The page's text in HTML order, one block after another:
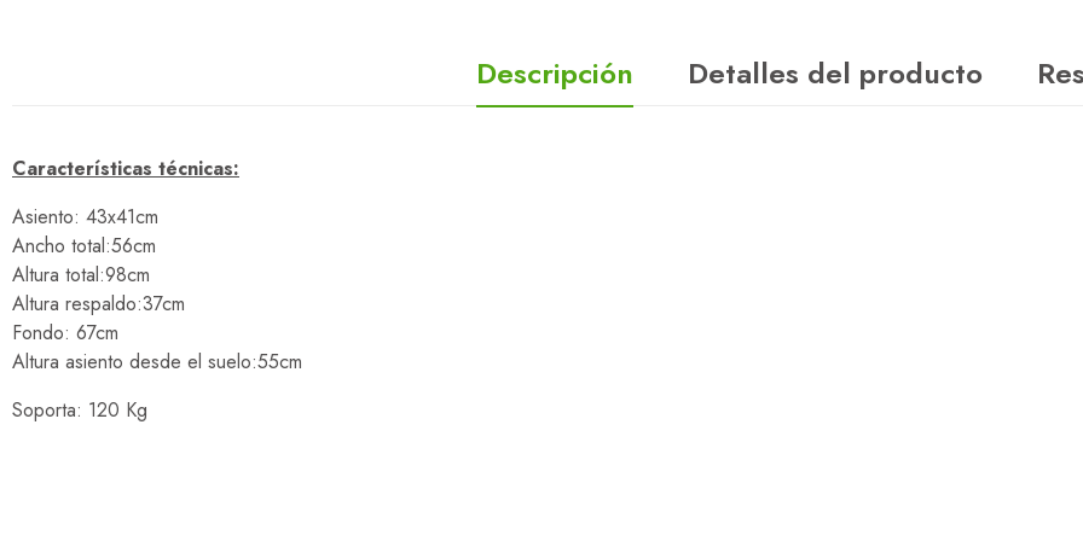
Descripción Detalles del producto
Características técnicas:
Asiento: 43x41cm
Ancho total:56cm
Altura total:98cm
Altura respaldo:37cm
Fondo: 67cm
Altura asiento desde el suelo:55cm
Soporta: 120 Kg